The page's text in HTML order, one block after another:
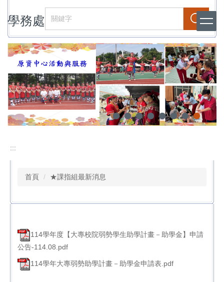
到
要
內
容
學務處 搜尋
:::
首頁 ★課指組最新消息
114學年度【大專校院弱勢學生助學計畫－助學金】申請
公告-114.08.pdf
114學年大專弱勢助學計畫－助學金申請表.pdf